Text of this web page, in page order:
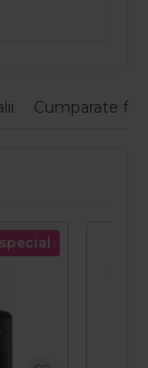
Cumparate